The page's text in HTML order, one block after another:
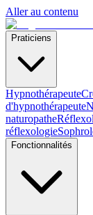
Aller au contenu
Praticiens
Hypnothérapeute
d'hypnothérapeute
naturopathe
réflexologie
Fonctionnalités